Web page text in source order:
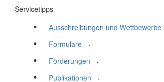
Servicetipps
Ausschreibungen und Wettbewerbe
Formulare
.
Förderungen
.
Publikationen
.